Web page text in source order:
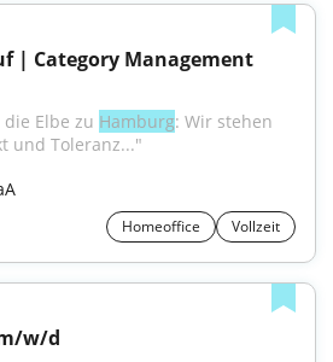
| Category Management
Elbe zu Hamburg: Wir stehen
und Toleranz..."
Homeoffice Vollzeit
w/d